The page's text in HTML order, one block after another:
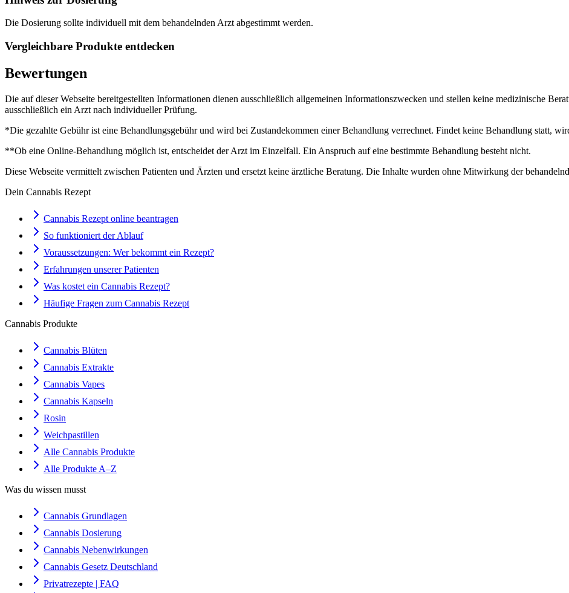
Die Dosierung sollte individuell mit dem behandelnden Arzt abgestimmt werden.
Vergleichbare Produkte entdecken
Bewertungen
Die auf dieser Webseite bereitgestellten Informationen dienen ausschließlich allgemeinen Informationszwecken und stellen keine medizinische
ausschließlich ein Arzt nach individueller Prüfung.
*Die gezahlte Gebühr ist eine Behandlungsgebühr und wird bei Zustandekommen einer Behandlung verrechnet. Findet keine Behandlung statt,
**Ob eine Online-Behandlung möglich ist, entscheidet der Arzt im Einzelfall. Ein Anspruch auf eine bestimmte Behandlung besteht nicht.
Diese Webseite vermittelt zwischen Patienten und Ärzten und ersetzt keine ärztliche Beratung. Die Inhalte wurden ohne Mitwirkung der
Dein Cannabis Rezept
Cannabis Rezept online beantragen
So funktioniert der Ablauf
Voraussetzungen: Wer bekommt ein Rezept?
Erfahrungen unserer Patienten
Was kostet ein Cannabis Rezept?
Häufige Fragen zum Cannabis Rezept
Cannabis Produkte
Cannabis Blüten
Cannabis Extrakte
Cannabis Vapes
Cannabis Kapseln
Rosin
Weichpastillen
Alle Cannabis Produkte
Alle Produkte A–Z
Was du wissen musst
Cannabis Grundlagen
Cannabis Dosierung
Cannabis Nebenwirkungen
Cannabis Gesetz Deutschland
Privatrezepte | FAQ